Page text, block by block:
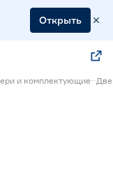
Открыть
и комплектующие